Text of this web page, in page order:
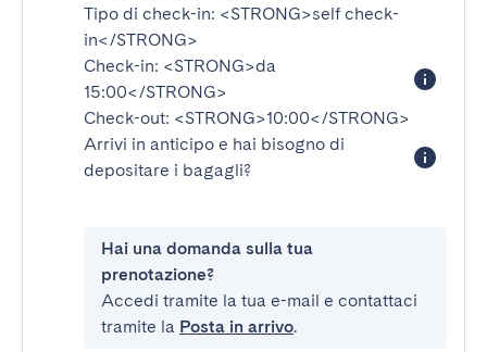
Tipo di check-in: <STRONG>self check-
in</STRONG>
Check-in: <STRONG>da
15:00</STRONG>
Check-out: <STRONG>10:00</STRONG>
Arrivi in anticipo e hai bisogno di
depositare i bagagli?
Hai una domanda sulla tua
prenotazione?
Accedi tramite la tua e-mail e contattaci
tramite la Posta in arrivo.